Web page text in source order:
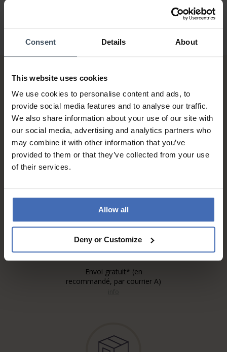
Consent Details About
This website uses cookies
We use cookies to personalise content and ads, to
provide social media features and to analyse our traffic.
We also share information about your use of our site with
our social media, advertising and analytics partners who
may combine it with other information that you’ve
provided to them or that they’ve collected from your use
of their services.
Allow all
Deny or Customize
Sur facture et paiement
échelonné (jusqu’à CHF
5'000.-)
Envoi gratuit* (en
recommandé, par courrier A)